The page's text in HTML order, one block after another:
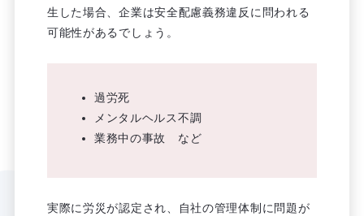
生した場合、企業は安全配慮義務違反に問われる
可能性があるでしょう。
過労死
メンタルヘルス不調
業務中の事故 など
実際に労災が認定され、自社の管理体制に問題が